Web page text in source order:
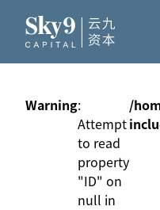
Warning:
Attempt
to read
property
"ID" on
null in
/